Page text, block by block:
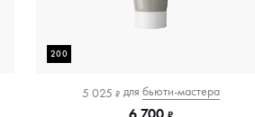
200
5 025 ₽ для бьюти-мастера